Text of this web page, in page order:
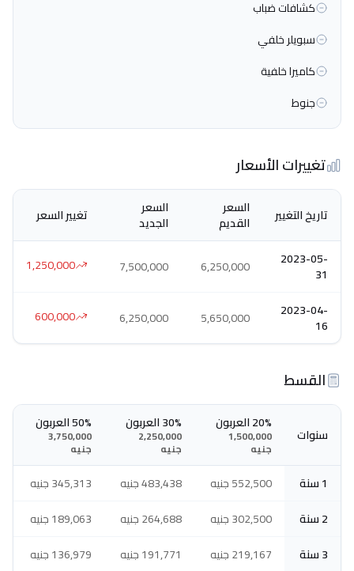
كشافات ضباب
سبويلر خلفي
كاميرا خلفية
جنوط
تغييرات الأسعار
تاريخ التغيير السعر
القديم
السعر
الجديد تغيير السعر
2023-05-
31
6,250,000
7,500,000
1,250,000
2023-04-
16
5,650,000
6,250,000
600,000
القسط
سنوات
20% العربون
1,500,000
جنيه
30% العربون
2,250,000
جنيه
50% العربون
3,750,000
جنيه
1 سنة 552,500 جنيه 483,438 جنيه
345,313 جنيه
2 سنة
302,500 جنيه 264,688 جنيه
189,063 جنيه
3 سنة
219,167 جنيه 191,771 جنيه
136,979 جنيه